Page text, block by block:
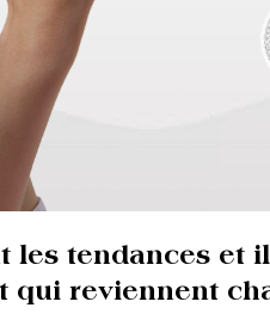
les tendances et
qui reviennent